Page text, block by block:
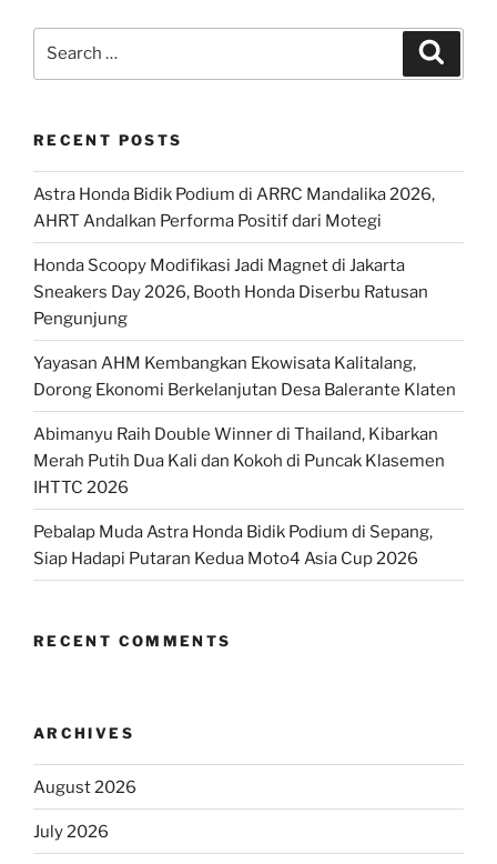
RECENT POSTS
Astra Honda Bidik Podium di ARRC Mandalika 2026,
AHRT Andalkan Performa Positif dari Motegi
Honda Scoopy Modifikasi Jadi Magnet di Jakarta
Sneakers Day 2026, Booth Honda Diserbu Ratusan
Pengunjung
Yayasan AHM Kembangkan Ekowisata Kalitalang,
Dorong Ekonomi Berkelanjutan Desa Balerante Klaten
Abimanyu Raih Double Winner di Thailand, Kibarkan
Merah Putih Dua Kali dan Kokoh di Puncak Klasemen
IHTTC 2026
Pebalap Muda Astra Honda Bidik Podium di Sepang,
Siap Hadapi Putaran Kedua Moto4 Asia Cup 2026
RECENT COMMENTS
ARCHIVES
August 2026
July 2026